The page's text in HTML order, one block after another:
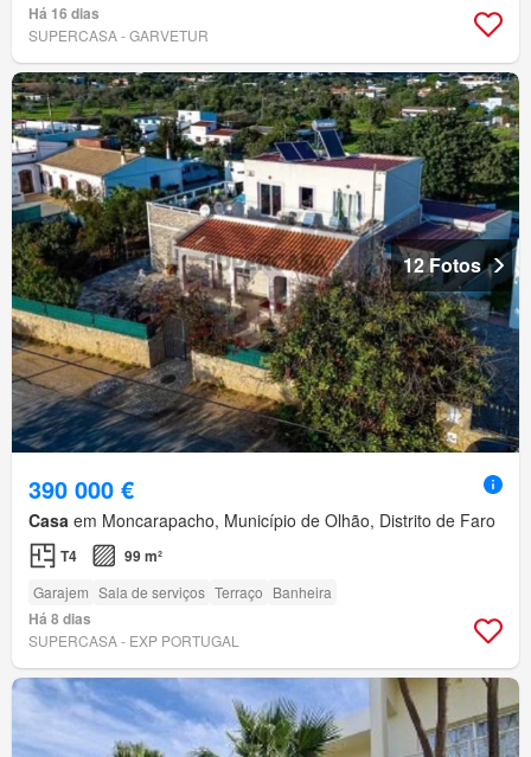
Há 16 dias
SUPERCASA - GARVETUR
12 Fotos
390 000 €
Casa em Moncarapacho, Município de Olhão, Distrito de Faro
T4 99 m²
Garajem Sala de serviços Terraço Banheira
Há 8 dias
SUPERCASA - EXP PORTUGAL